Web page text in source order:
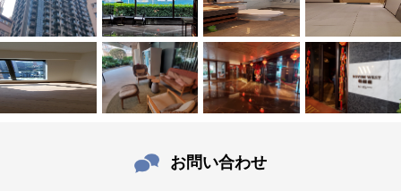
お問い合わせ